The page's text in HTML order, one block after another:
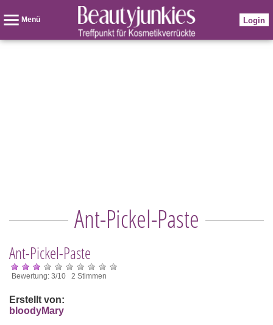
Menü Login
Ant-Pickel-Paste
Ant-Pickel-Paste
Bewertung: 3/10 2 Stimmen
Erstellt von:
bloodyMary